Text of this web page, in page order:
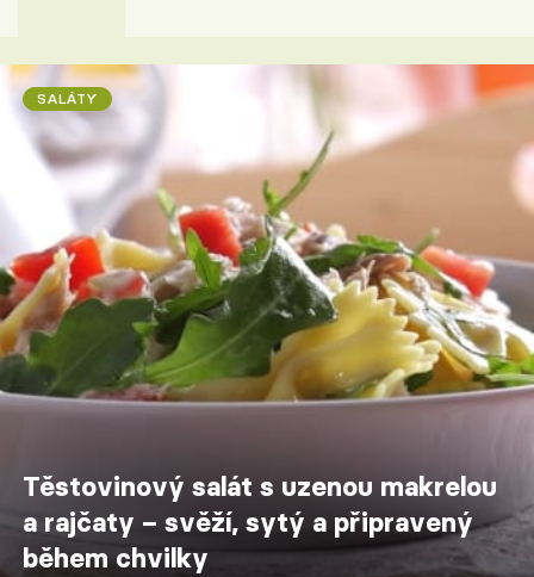
SALÁTY
Těstovinový salát s uzenou makrelou
a rajčaty – svěží, sytý a připravený
během chvilky